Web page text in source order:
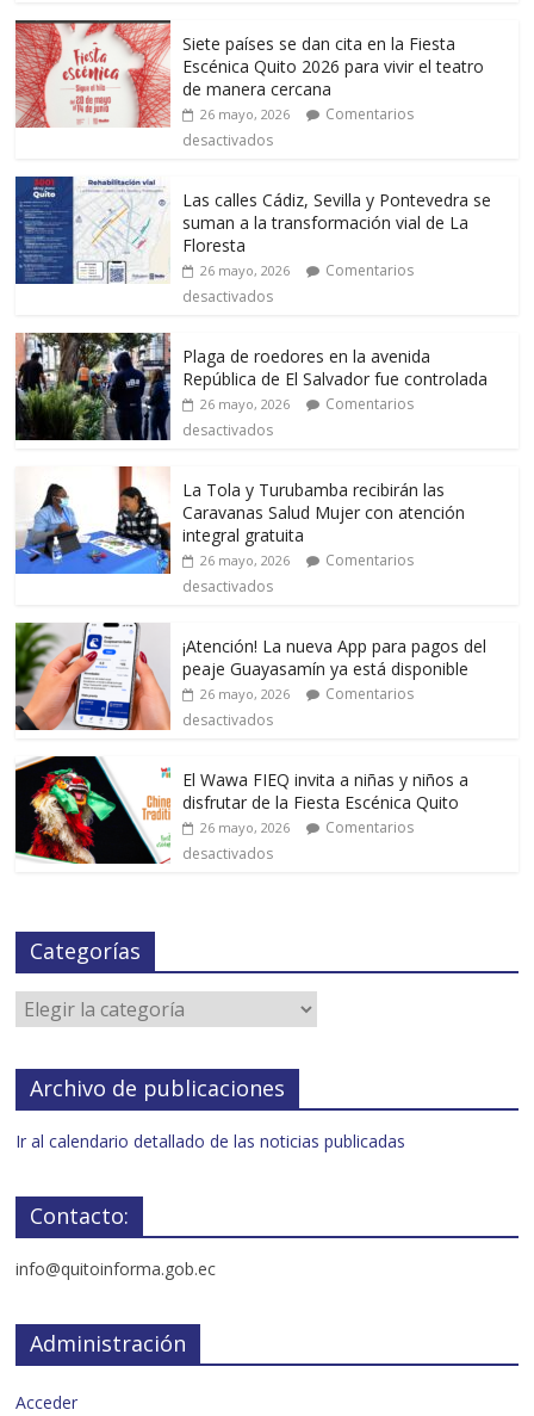
Siete países se dan cita en la Fiesta
Escénica Quito 2026 para vivir el teatro
de manera cercana
26 mayo, 2026
Comentarios
desactivados
Las calles Cádiz, Sevilla y Pontevedra se
suman a la transformación vial de La
Floresta
26 mayo, 2026
Comentarios
desactivados
Plaga de roedores en la avenida
República de El Salvador fue controlada
26 mayo, 2026
Comentarios
desactivados
La Tola y Turubamba recibirán las
Caravanas Salud Mujer con atención
integral gratuita
26 mayo, 2026
Comentarios
desactivados
¡Atención! La nueva App para pagos del
peaje Guayasamín ya está disponible
26 mayo, 2026
Comentarios
desactivados
El Wawa FIEQ invita a niñas y niños a
disfrutar de la Fiesta Escénica Quito
26 mayo, 2026
Comentarios
desactivados
Categorías
Archivo de publicaciones
Ir al calendario detallado de las noticias publicadas
Contacto:
info@quitoinforma.gob.ec
Administración
Acceder